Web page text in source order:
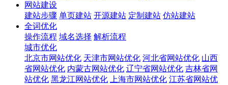
网站建设
建站步骤 单页建站 开源建站 定制建站 仿站建站
全词优化
操作流程 域名选择 解析流程
城市优化
北京市网站优化 天津市网站优化 河北省网站优化 山西
省网站优化 内蒙古网站优化 辽宁省网站优化 吉林省网
站优化 黑龙江网站优化 上海市网站优化 江苏省网站优